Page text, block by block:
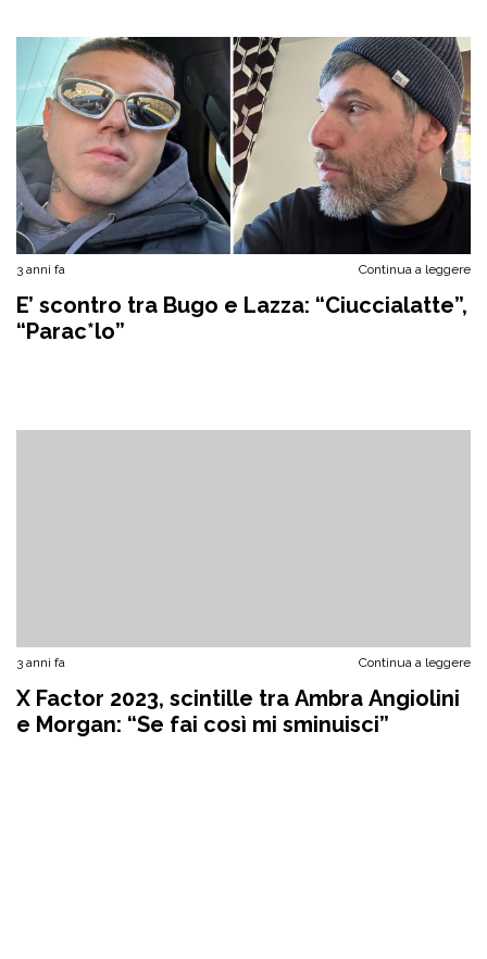
3 anni fa Continua a leggere
E’ scontro tra Bugo e Lazza: “Ciuccialatte”,
“Parac*lo”
3 anni fa Continua a leggere
X Factor 2023, scintille tra Ambra Angiolini
e Morgan: “Se fai così mi sminuisci”